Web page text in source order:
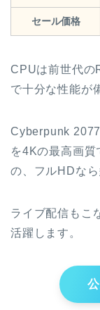
セール価格
CPUは前世代の
で十分な性能が
Cyberpunk
を4Kの最高画
の、フルHDな
ライブ配信もこ
活躍します。